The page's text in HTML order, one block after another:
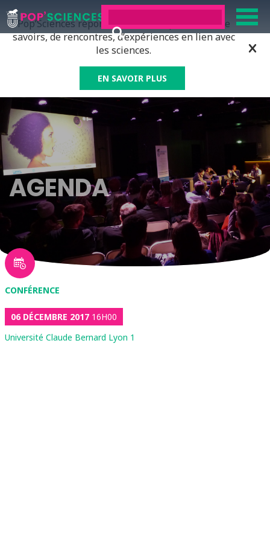
Pop’Sciences répond à tous ceux qui ont soif de
savoirs, de rencontres, d’expériences en lien avec
les sciences.
EN SAVOIR PLUS
AGENDA
CONFÉRENCE
06 DÉCEMBRE 2017 16H00
Université Claude Bernard Lyon 1